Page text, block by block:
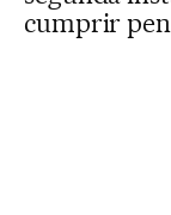
cumprir